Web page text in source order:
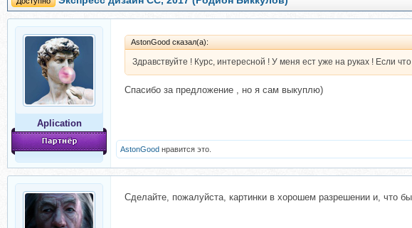
Aplication
AstonGood сказал(а):
Здравствуйте ! Курс, интересной ! У меня ест уже на руках ! Если
Спасибо за предложение , но я сам выкуплю)
AstonGood нравится это.
Сделайте, пожалуйста, картинки в хорошем разрешении и, что